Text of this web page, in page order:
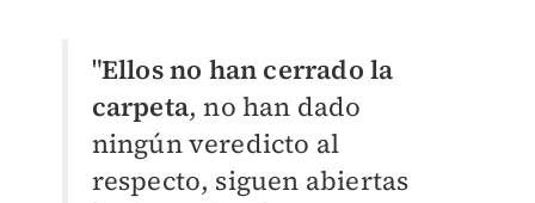
"Ellos no han cerrado la
carpeta, no han dado
ningún veredicto al
respecto, siguen abiertas